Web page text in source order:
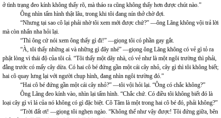
ở tình trạng đeo kính không thấy rõ, mà tháo ra cũng không thấy hơn được chút nào.”
Ông nhìn tấm hình thật lâu, trong khi tôi đang nín thở chờ đợi.
“Nhưng tại sao cô lại phải nhờ tôi xem mới được chứ?” —ông Lãng không vội trả lời
mà còn nhẩn nha hỏi lại.
“Thì ông cứ nói xem ông thấy gì đi!” —giọng tôi có phần gay gắt.
“À, tôi thấy những ai và những gì đây nhé” —giọng ông Lãng không có vẻ gì tỏ ra
phật lòng vì thái độ của tôi cả. “Tôi thấy một dãy nhà, có vẻ như là một ngôi trường thì phải,
đằng trước có mấy cây dừa. Có hai cô bé đứng gần một cái cây nhỏ, cây gì thì tôi không biết;
hai cô quay lưng lại với người chụp hình, đang nhìn ngôi trường đó.”
“Hai cô bé đứng gần một cái cây nhỏ?” —tôi vội hỏi lại. “Ông có chắc không?”
Ông Lãng đeo kính vào, nhìn lại tấm hình. “Chắc chứ. Có điều tôi không biết đó là
loại cây gì vì lá của nó không có gì đặc biệt. Cô Tâm là một trong hai cô bé đó, phải không?”
“Trời đất ơi! —giọng tôi nghẹn ngào. “Không thể như vậy được! Tôi đứng giữa, bên